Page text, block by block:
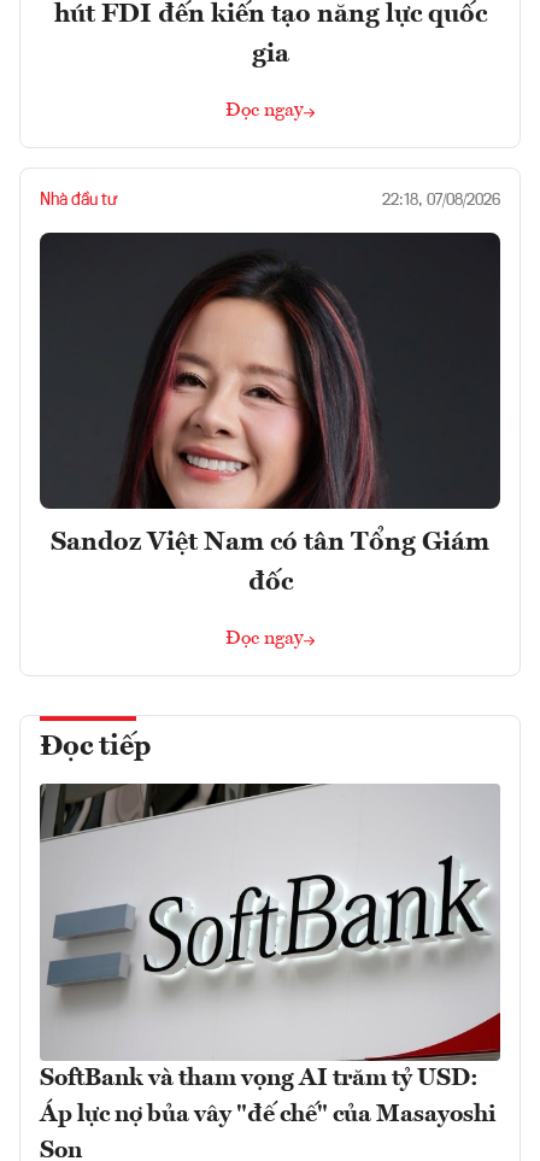
hút FDI đến kiến tạo năng lực quốc
gia
Đọc ngay
Nhà đầu tư 22:18, 07/08/2026
Sandoz Việt Nam có tân Tổng Giám
đốc
Đọc ngay
Đọc tiếp
SoftBank và tham vọng AI trăm tỷ USD:
Áp lực nợ bủa vây "đế chế" của Masayoshi
Son